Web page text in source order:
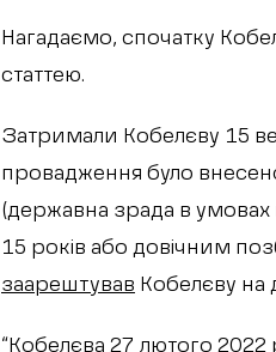
Нагадаємо, спочатку
статтею.
Затримали Кобелєву 15
провадження було
(державна зрада в умовах
15 років або довічним
заарештував Кобелєву на
“Кобелєва 27 лютого 2022